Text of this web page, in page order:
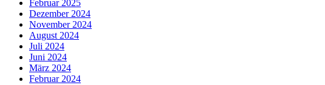
Februar 2025
Dezember 2024
November 2024
August 2024
Juli 2024
Juni 2024
März 2024
Februar 2024